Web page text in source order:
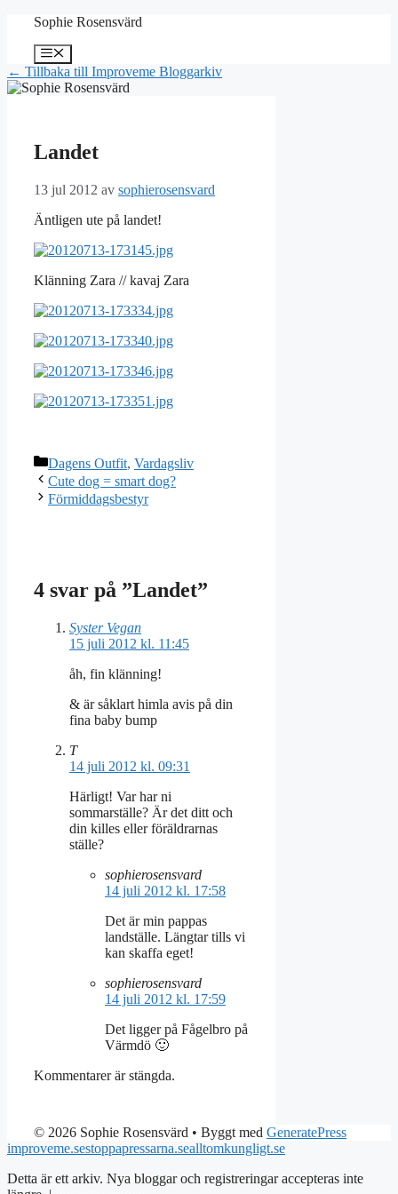
Hoppa
innehåll
Sophie Rosensvärd
Meny
← Tillbaka till Improveme Bloggarkiv
Landet
13 jul 2012 av sophierosensvard
Äntligen ute på landet!
Klänning Zara // kavaj Zara
Kategorier
Dagens Outfit, Vardagsliv
Cute dog = smart dog?
Förmiddagsbestyr
4 svar på ”Landet”
Syster Vegan
15 juli 2012 kl. 11:45
åh, fin klänning!
& är såklart himla avis på din
fina baby bump
T
14 juli 2012 kl. 09:31
Härligt! Var har ni
sommarställe? Är det ditt och
din killes eller föräldrarnas
ställe?
sophierosensvard
14 juli 2012 kl. 17:58
Det är min pappas
landställe. Längtar tills vi
kan skaffa eget!
sophierosensvard
14 juli 2012 kl. 17:59
Det ligger på Fågelbro på
Värmdö 🙂
Kommentarer är stängda.
© 2026 Sophie Rosensvärd • Byggt med GeneratePress
improveme.sestoppapressarna.sealltomkungligt.se
Detta är ett arkiv. Nya bloggar och registreringar accepteras inte